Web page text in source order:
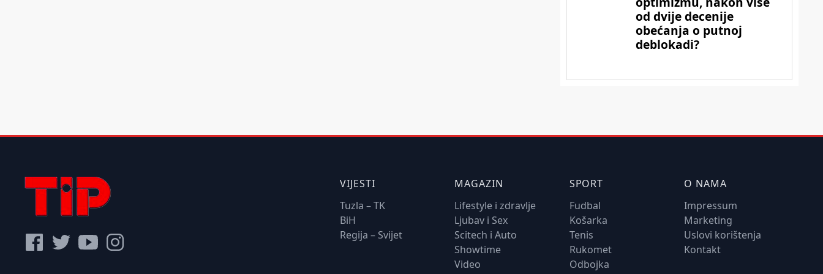
VIJESTI
Tuzla – TK
BiH
Regija – Svijet
MAGAZIN
Lifestyle i zdravlje
Ljubav i Sex
Scitech i Auto
Showtime
Video
SPORT
Fudbal
Košarka
Tenis
Rukomet
Odbojka
O NAMA
Impressum
Marketing
Uslovi korištenja
Kontakt